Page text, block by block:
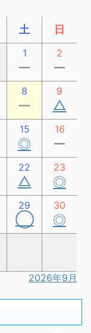
土 日
1
ー
2
ー
8
ー
9
△
15
◎
16
ー
22
△
23
◎
29
◯
30
◎
2026年9月